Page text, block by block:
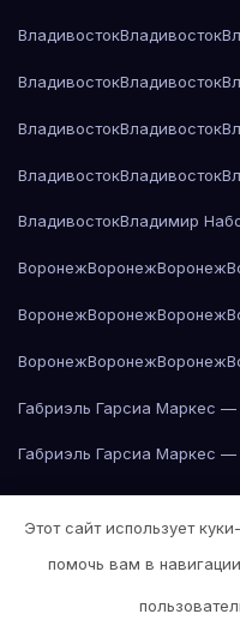
ВладивостокВладивосток
ВладивостокВладивосток
ВладивостокВладивосток
ВладивостокВладивосток
ВладивостокВладимир
ВоронежВоронежВоронеж
ВоронежВоронежВоронеж
ВоронежВоронежВоронеж
Габриэль Гарсиа Маркес —
Габриэль Гарсиа Маркес —
Габриэль Гарсиа Маркес —
Этот сайт использует
помочь вам в